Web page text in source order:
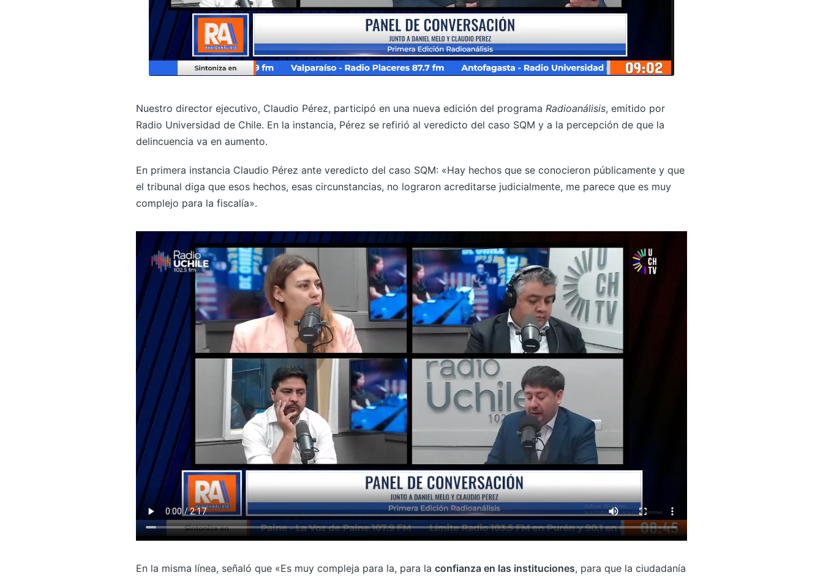
Nuestro director ejecutivo, Claudio Pérez, participó en una nueva edición del programa Radioanálisis, emitido por
Radio Universidad de Chile. En la instancia, Pérez se refirió al veredicto del caso SQM y a la percepción de que la
delincuencia va en aumento.
En primera instancia Claudio Pérez ante veredicto del caso SQM: «Hay hechos que se conocieron públicamente y que
el tribunal diga que esos hechos, esas circunstancias, no lograron acreditarse judicialmente, me parece que es muy
complejo para la fiscalía».
En la misma línea, señaló que «Es muy compleja para la, para la confianza en las instituciones, para que la ciudadanía